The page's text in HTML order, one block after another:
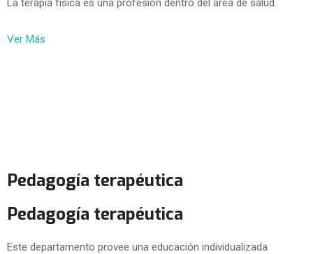
La terapia física es una profesión dentro del área de salud.
Ver Más
Pedagogía terapéutica
Pedagogía terapéutica
Este departamento provee una educación individualizada